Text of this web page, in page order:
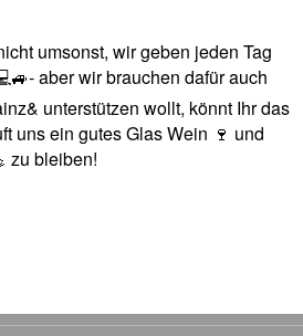
umsonst, wir geben jeden Tag
aber wir brauchen dafür auch
unterstützen wollt, könnt Ihr das
uns ein gutes Glas Wein 🍷 und
zu bleiben!